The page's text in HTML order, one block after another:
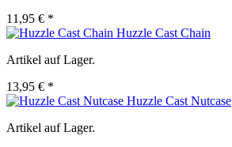
11,95 € *
Huzzle Cast Chain
Artikel auf Lager.
13,95 € *
Huzzle Cast Nutcase
Artikel auf Lager.